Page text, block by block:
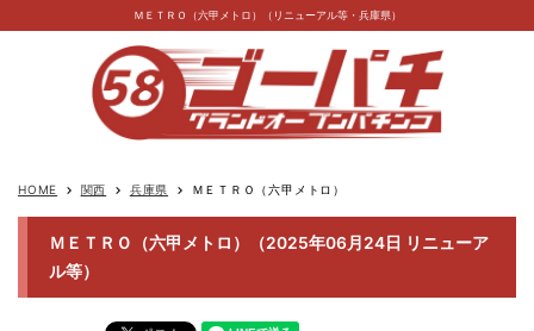
ＭＥＴＲＯ（六甲メトロ）（リニューアル等・兵庫県）
HOME keyboard_arrow_right 関西 keyboard_arrow_right 兵庫県 keyboard_arrow_right ＭＥＴＲＯ（六甲メトロ）
ＭＥＴＲＯ（六甲メトロ）（2025年06月24日 リニューア
ル等）